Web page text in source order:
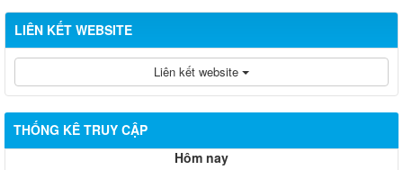
LIÊN KẾT WEBSITE
Liên kết website
THỐNG KÊ TRUY CẬP
Hôm nay